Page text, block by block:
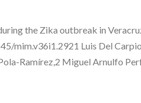
the Zika outbreak in
mim.v36i1.2921 Luis Del
Ramírez,2 Miguel Arnulfo